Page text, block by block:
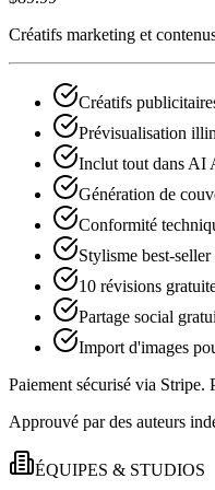
Créatifs marketing et
Créatifs
Prévisualisation
Inclut tout dans AI
Génération de
Conformité
Stylisme
10 révisions
Partage social
Import d'images
Paiement sécurisé via Stripe.
Approuvé par des auteurs
ÉQUIPES & STUDIOS